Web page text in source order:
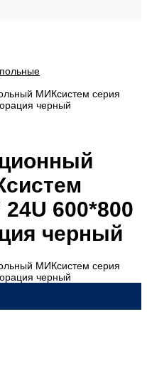
МИКсистем серия
черный
600*800
черный
МИКсистем серия
черный